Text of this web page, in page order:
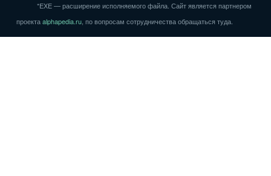
*EXE — расширение исполняемого файла. Сайт является партнером
проектаalphapedia.ru , по вопросам сотрудничества обращаться туда.